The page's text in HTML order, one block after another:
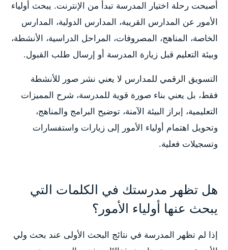
أصبحت رحلة اختيار المدرسة تبدأ من الإنترنت. يبحث أولياء
الأمور عن المدارس القريبة، المدارس الدولية، المدارس
الخاصة، المناهج، المصروفات، المراحل الدراسية، الأنشطة،
وبيئة التعليم قبل زيارة المدرسة أو إرسال طلب القبول.
التسويق الرقمي للمدارس لا يعني نشر صور للأنشطة
فقط، بل يعني بناء صورة قوية للمدرسة، شرح المميزات
التعليمية، إبراز البيئة الآمنة، توضيح البرامج والمناهج،
وتحويل اهتمام أولياء الأمور إلى زيارات واستفسارات
وتسجيلات فعلية.
هل تظهر مدرستك في الكلمات التي
يبحث عنها أولياء الأمور؟
إذا لم تظهر المدرسة في نتائج البحث الأولى عند بحث ولي